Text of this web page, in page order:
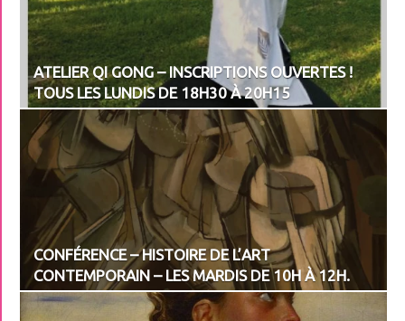
ATELIER QI GONG – INSCRIPTIONS OUVERTES !
TOUS LES LUNDIS DE 18H30 À 20H15
CONFÉRENCE – HISTOIRE DE L’ART
CONTEMPORAIN – LES MARDIS DE 10H À 12H.